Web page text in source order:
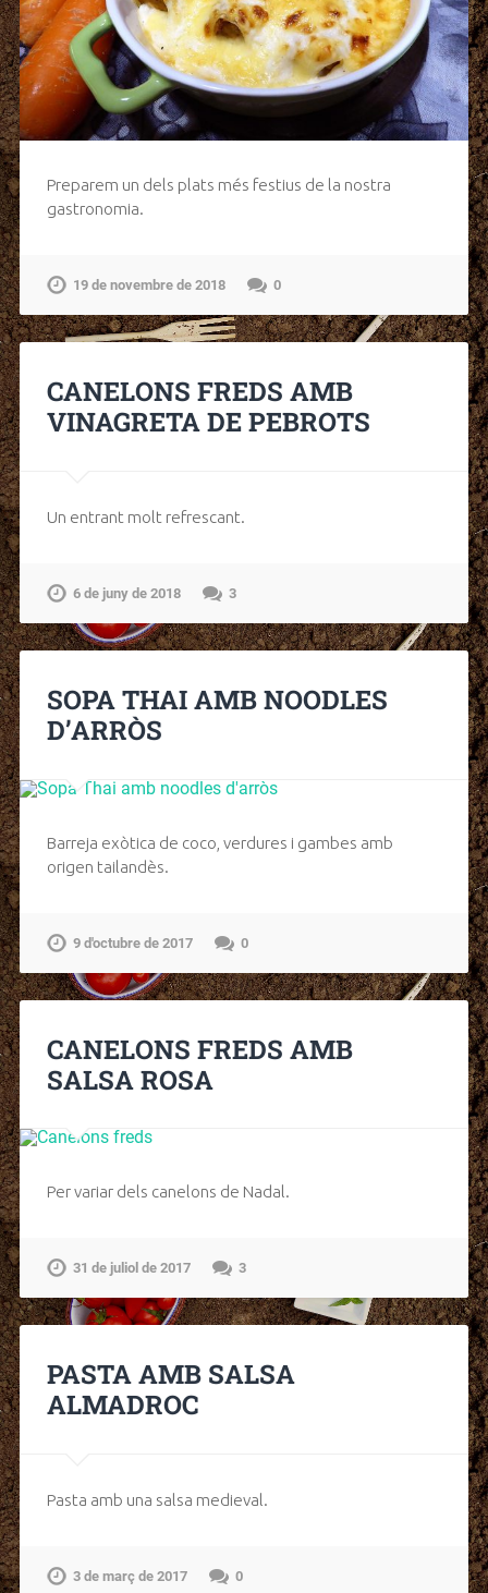
Preparem un dels plats més festius de la nostra
gastronomia.
19 de novembre de 2018 0
CANELONS FREDS AMB
VINAGRETA DE PEBROTS
Un entrant molt refrescant.
6 de juny de 2018 3
SOPA THAI AMB NOODLES
D’ARRÒS
Barreja exòtica de coco, verdures i gambes amb
origen tailandès.
9 d'octubre de 2017 0
CANELONS FREDS AMB
SALSA ROSA
Per variar dels canelons de Nadal.
31 de juliol de 2017 3
PASTA AMB SALSA
ALMADROC
Pasta amb una salsa medieval.
3 de març de 2017 0